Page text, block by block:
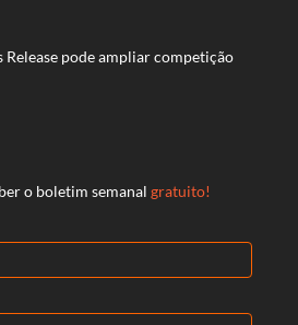
Release pode ampliar competição
o boletim semanal gratuito!